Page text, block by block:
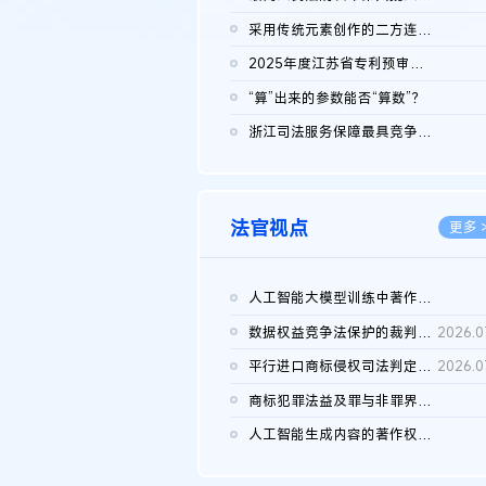
采用传统元素创作的二方连续装饰图案作品的独创性及侵权对比认定
2025年度江苏省专利预审典型案例
“算”出来的参数能否“算数”？
浙江司法服务保障最具竞争力营商环境建设典型案例（第二批）含侵...
法官视点 更多
人工智能大模型训练中著作权的合理使用
数据权益竞争法保护的裁判路径构建
平行进口商标侵权司法判定规则的困境与纾解
商标犯罪法益及罪与非罪界限研究
人工智能生成内容的著作权司法认定：演进逻辑、现实困境与规则建...